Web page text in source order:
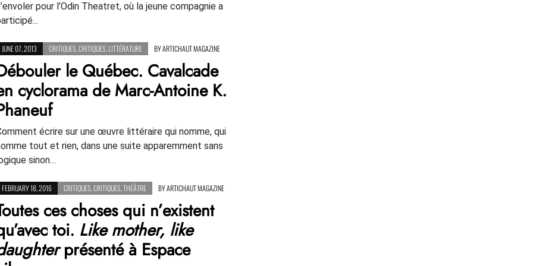
pour l’Odin Theatret, où la jeune compagnie a
JUNE 07, 2013 CRITIQUES ,CRITIQUES LITTÉRATURE BYARTICHAUT MAGAZINE
le Québec. Cavalcade
cyclorama de Marc-Antoine K.
écrire sur une œuvre littéraire qui nomme, qui
tout et rien, dans une suite apparemment sans
sinon…
FEBRUARY 18, 2016 CRITIQUES ,CRITIQUES ,THÉÂTRE BYARTICHAUT MAGAZINE
ces choses qui n’existent
toi. Like mother, like
présenté à Espace